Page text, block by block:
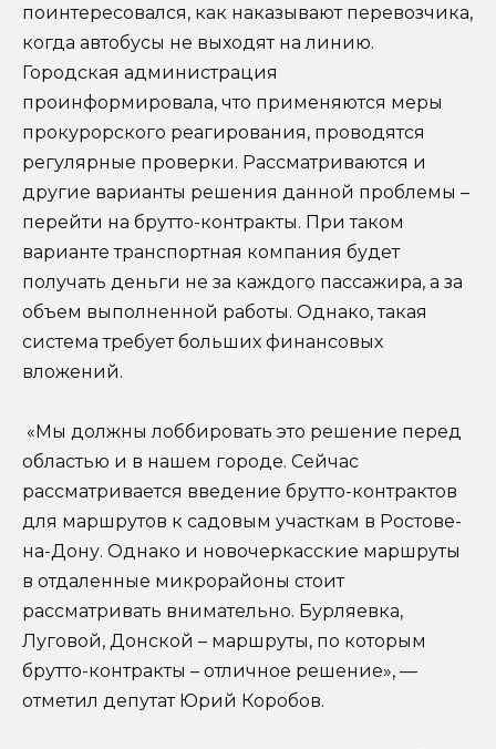
поинтересовался, как наказывают перевозчика,
когда автобусы не выходят на линию.
Городская администрация
проинформировала, что применяются меры
прокурорского реагирования, проводятся
регулярные проверки. Рассматриваются и
другие варианты решения данной проблемы –
перейти на брутто-контракты. При таком
варианте транспортная компания будет
получать деньги не за каждого пассажира, а за
объем выполненной работы. Однако, такая
система требует больших финансовых
вложений.
«Мы должны лоббировать это решение перед
областью и в нашем городе. Сейчас
рассматривается введение брутто-контрактов
для маршрутов к садовым участкам в Ростове-
на-Дону. Однако и новочеркасские маршруты
в отдаленные микрорайоны стоит
рассматривать внимательно. Бурляевка,
Луговой, Донской – маршруты, по которым
брутто-контракты – отличное решение», —
отметил депутат Юрий Коробов.